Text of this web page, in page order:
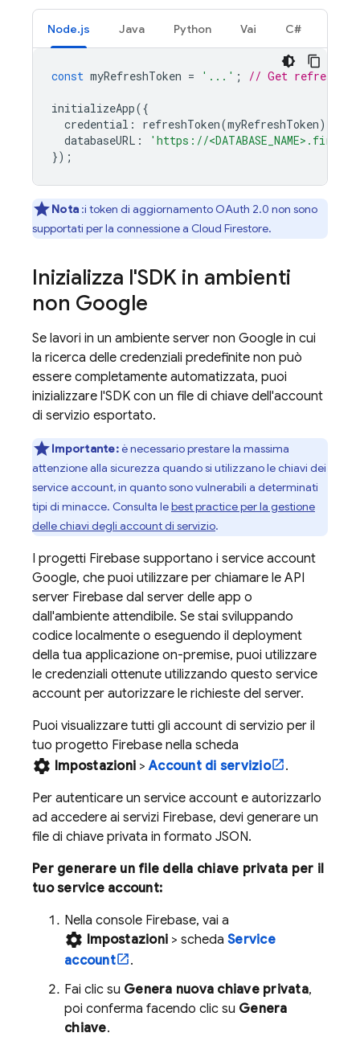
Node.js Java Python Vai C#
const myRefreshToken = '...' ; // Get refresh
initializeApp({
credential : refreshToken(myRefreshToken),
databaseURL :
'https://
});
Nota :i token di aggiornamento OAuth 2.0 non sono
supportati per la connessione a Cloud Firestore.
Inizializza l'SDK in ambienti
non Google
Se lavori in un ambiente server non Google in cui
la ricerca delle credenziali predefinite non può
essere completamente automatizzata, puoi
inizializzare l'SDK con un file di chiave dell'account
di servizio esportato.
Importante:è necessario prestare la massima
attenzione alla sicurezza quando si utilizzano le chiavi dei
service account, in quanto sono vulnerabili a determinati
tipi di minacce. Consulta lebest practice per la gestione
delle chiavi degli account di servizio.
I progetti Firebase supportano i service account
Google, che puoi utilizzare per chiamare le API
server Firebase dal server delle app o
dall'ambiente attendibile. Se stai sviluppando
codice localmente o eseguendo il deployment
della tua applicazione on-premise, puoi utilizzare
le credenziali ottenute utilizzando questo service
account per autorizzare le richieste del server.
Puoi visualizzare tutti gli account di servizio per il
tuo progetto Firebase nella scheda
settings Impostazioni >Account di servizio
.
Per autenticare un service account e autorizzarlo
ad accedere ai servizi Firebase, devi generare un
file di chiave privata in formato JSON.
Per generare un file della chiave privata per il
tuo service account:
Nella console Firebase, vai a
settings Impostazioni > scheda Service
account
.
Fai clic su Genera nuova chiave privata,
poi conferma facendo clic su Genera
chiave.